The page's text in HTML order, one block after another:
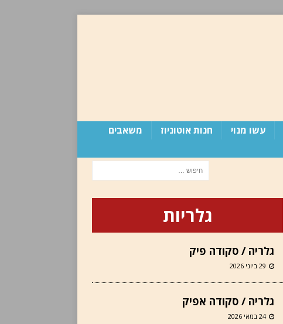
עשו מנוי חנות אוטוניוז
משאבים
גלריות
גלריה / סקודה פיק
29 ביוני 2026
גלריה / סקודה אפיק
24 במאי 2026